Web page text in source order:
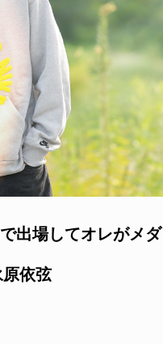
出場してオレがメダ
依弦